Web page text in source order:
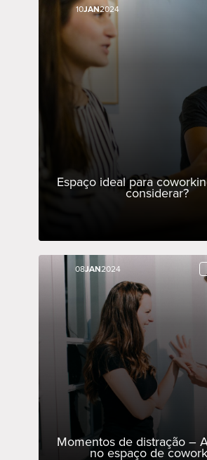
10JAN2024
Espaço ideal para
considerar?
10JAN2024
08JAN2024
Momentos de distração –
no espaço de
08JAN2024